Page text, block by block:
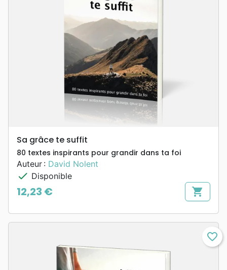
Sa grâce te suffit
80 textes inspirants pour grandir dans ta foi
Auteur : David Nolent
check Disponible
Prix
12,23 € shopping_cart
favorite_border